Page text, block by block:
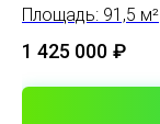
Площадь: 91,5 м²
1 425 000 ₽